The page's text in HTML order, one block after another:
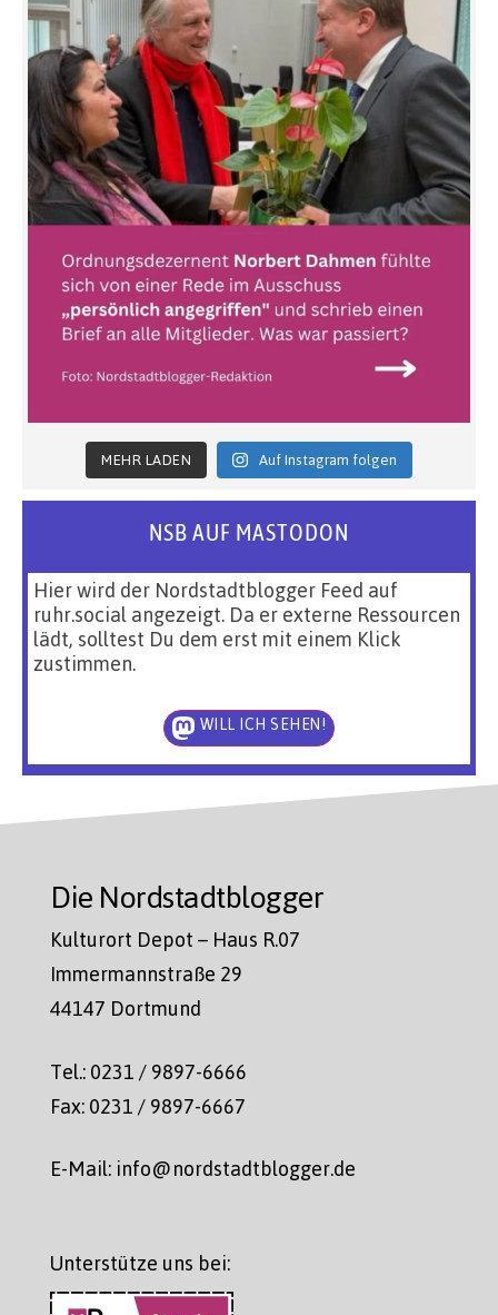
MEHR LADEN Auf Instagram folgen
NSB AUF MASTODON
Hier wird der Nordstadtblogger Feed auf
ruhr.social angezeigt. Da er externe Ressourcen
lädt, solltest Du dem erst mit einem Klick
zustimmen.
WILL ICH SEHEN!
Die Nordstadtblogger
Kulturort Depot – Haus R.07
Immermannstraße 29
44147 Dortmund
Tel.: 0231 / 9897-6666
Fax: 0231 / 9897-6667
E-Mail: info@nordstadtblogger.de
Unterstütze uns bei: